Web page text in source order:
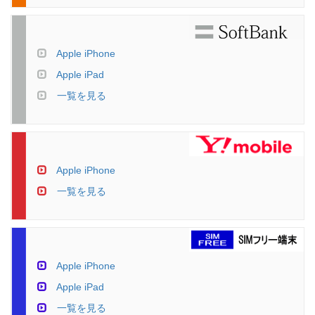
Apple iPhone
Apple iPad
一覧を見る
Apple iPhone
一覧を見る
Apple iPhone
Apple iPad
一覧を見る